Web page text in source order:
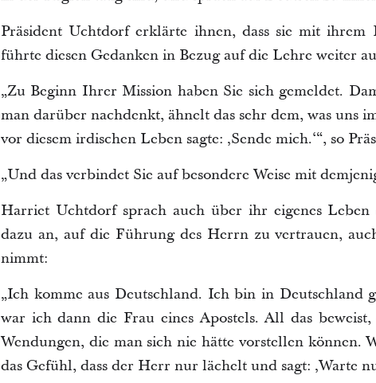
Präsident Uchtdorf erklärte ihnen, dass sie mit
führte diesen Gedanken in Bezug auf die Lehre weiter
„Zu Beginn Ihrer Mission haben Sie sich gemeldet.
man darüber nachdenkt, ähnelt das sehr dem, was uns
vor diesem irdischen Leben sagte: ‚Sende mich.‘“, so
„Und das verbindet Sie auf besondere Weise mit
Harriet Uchtdorf sprach auch über ihr eigenes
dazu an, auf die Führung des Herrn zu vertrauen,
nimmt:
„Ich komme aus Deutschland. Ich bin in Deutschland
war ich dann die Frau eines Apostels. All das
Wendungen, die man sich nie hätte vorstellen können.
das Gefühl, dass der Herr nur lächelt und sagt: ‚Warte